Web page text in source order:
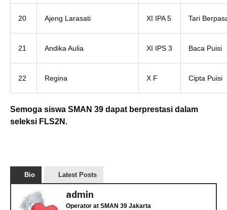
20 Ajeng Larasati XI IPA 5 Tari
21 Andika Aulia XI IPS 3 Baca Puisi
22 Regina X F Cipta Puisi
Semoga siswa SMAN 39 dapat berprestasi dalam
seleksi FLS2N.
Bio Latest Posts
admin
Operator at SMAN 39 Jakarta